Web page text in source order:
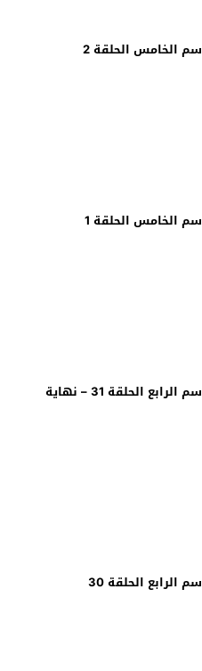
الخامس الحلقة 2
الخامس الحلقة 1
مسلسل السلطان عبد الحميد الموسم الرابع الحلقة 31 – نهاية
الحلقة 30